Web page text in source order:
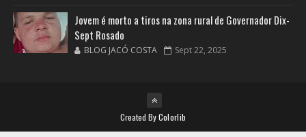
Jovem é morto a tiros na zona rural de Governador Dix-
Sept Rosado
BLOG JACÓ COSTA Sept 22, 2025
Created ByColorlib